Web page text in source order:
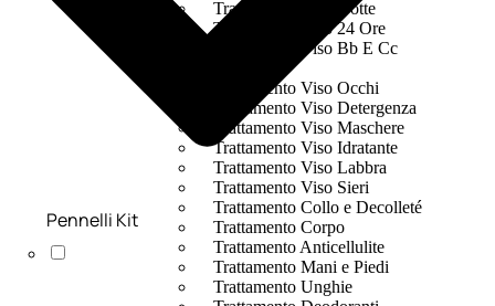
Trattamento Viso Notte
Trattamento Viso 24 Ore
Trattamento Viso Bb E Cc
Trattamento Viso Occhi
Trattamento Viso Detergenza
Trattamento Viso Maschere
Trattamento Viso Idratante
Trattamento Viso Labbra
Trattamento Viso Sieri
Trattamento Collo e Decolleté
Trattamento Corpo
Trattamento Anticellulite
Trattamento Mani e Piedi
Trattamento Unghie
Pennelli Kit